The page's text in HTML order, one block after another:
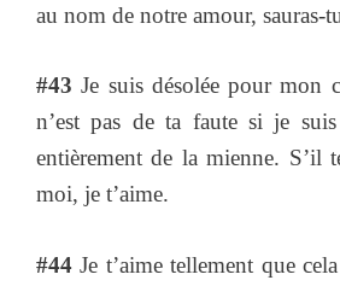
au nom de notre amour, sauras-
#43 Je suis désolée pour mon
n’est pas de ta faute si je suis
entièrement de la mienne. S’il
moi, je t’aime.
#44 Je t’aime tellement que